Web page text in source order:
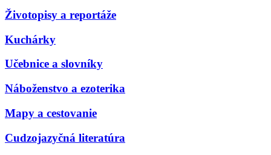
Životopisy a reportáže
Kuchárky
Učebnice a slovníky
Náboženstvo a ezoterika
Mapy a cestovanie
Cudzojazyčná literatúra